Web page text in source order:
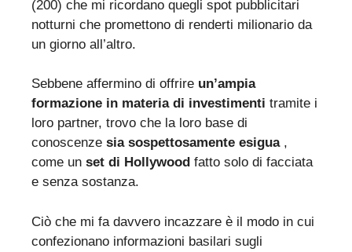
(200) che mi ricordano quegli spot pubblicitari
notturni che promettono di renderti milionario da
un giorno all’altro.
Sebbene affermino di offrire un’ampia
formazione in materia di investimenti tramite i
loro partner, trovo che la loro base di
conoscenze sia sospettosamente esigua,
come un set di Hollywood fatto solo di facciata
e senza sostanza.
Ciò che mi fa davvero incazzare è il modo in cui
confezionano informazioni basilari sugli